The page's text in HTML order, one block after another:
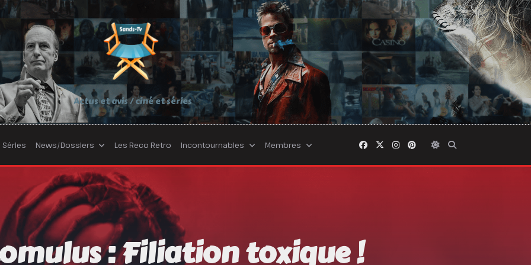
Actus et avis / ciné et séries
Séries News/Dossiers Les Reco Retro Incontournables Membres
: Filiation toxique !